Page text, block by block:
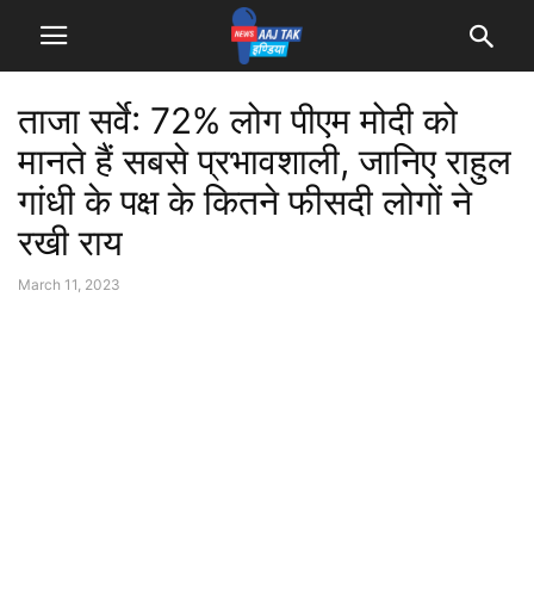
ताजा सर्वे: 72% लोग पीएम मोदी को
मानते हैं सबसे प्रभावशाली, जानिए राहुल
गांधी के पक्ष के कितने फीसदी लोगों ने
रखी राय
March 11, 2023